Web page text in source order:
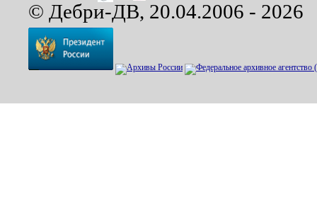
© Дебри-ДВ, 20.04.2006 - 2026